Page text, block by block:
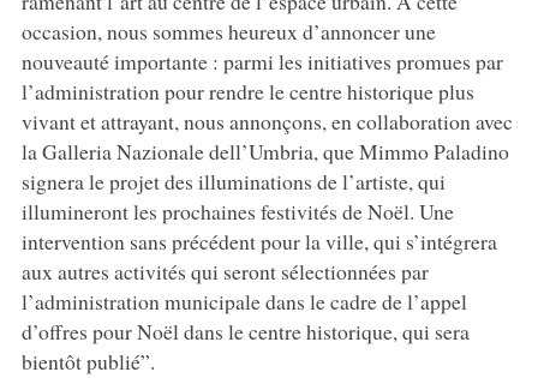
occasion, nous sommes heureux d’annoncer une
nouveauté importante : parmi les initiatives promues par
l’administration pour rendre le centre historique plus
vivant et attrayant, nous annonçons, en collaboration avec
la Galleria Nazionale dell’Umbria, que Mimmo Paladino
signera le projet des illuminations de l’artiste, qui
illumineront les prochaines festivités de Noël. Une
intervention sans précédent pour la ville, qui s’intégrera
aux autres activités qui seront sélectionnées par
l’administration municipale dans le cadre de l’appel
d’offres pour Noël dans le centre historique, qui sera
bientôt publié”.